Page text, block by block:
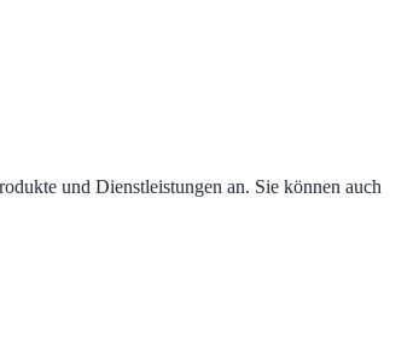
und Dienstleistungen an. Sie können auch